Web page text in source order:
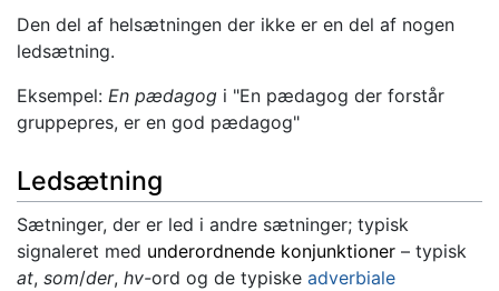
Den del af helsætningen der ikke er en del af nogen
ledsætning.
Eksempel: En pædagog i "En pædagog der forstår
gruppepres, er en god pædagog"
Ledsætning
Sætninger, der er led i andre sætninger; typisk
signaleret med underordnende konjunktioner – typisk
at, som/der, hv-ord og de typiske adverbiale